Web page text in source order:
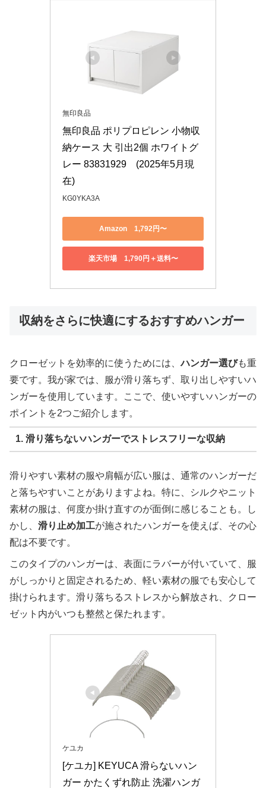
無印良品
無印良品 ポリプロピレン 小物収
納ケース 大 引出2個 ホワイトグ
レー 83831929　(2025年5月現
在)
KG0YKA3A
Amazon 1,792円〜
楽天市場 1,790円＋送料〜
収納をさらに快適にするおすすめハンガー
クローゼットを効率的に使うためには、ハンガー選びも重
要です。我が家では、服が滑り落ちず、取り出しやすいハ
ンガーを使用しています。ここで、使いやすいハンガーの
ポイントを2つご紹介します。
1. 滑り落ちないハンガーでストレスフリーな収納
滑りやすい素材の服や肩幅が広い服は、通常のハンガーだ
と落ちやすいことがありますよね。特に、シルクやニット
素材の服は、何度か掛け直すのが面倒に感じることも。し
かし、 滑り止め加工が施されたハンガーを使えば、その心
配は不要です。
このタイプのハンガーは、表面にラバーが付いていて、服
がしっかりと固定されるため、軽い素材の服でも安心して
掛けられます。滑り落ちるストレスから解放され、クロー
ゼット内がいつも整然と保たれます。
ケユカ
[ケユカ] KEYUCA 滑らないハン
ガー かたくずれ防止 洗濯ハンガ